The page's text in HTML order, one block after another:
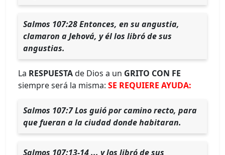
Salmos 107:28 Entonces, en su angustia,
clamaron a Jehová, y él los libró de sus
angustias.
La RESPUESTAde Dios a un GRITO CON FE
siempre será la misma: SE REQUIERE AYUDA:
Salmos 107:7 Los guió por camino recto, para
que fueran a la ciudad donde habitaran.
Salmos 107:13-14 ... y los libró de sus